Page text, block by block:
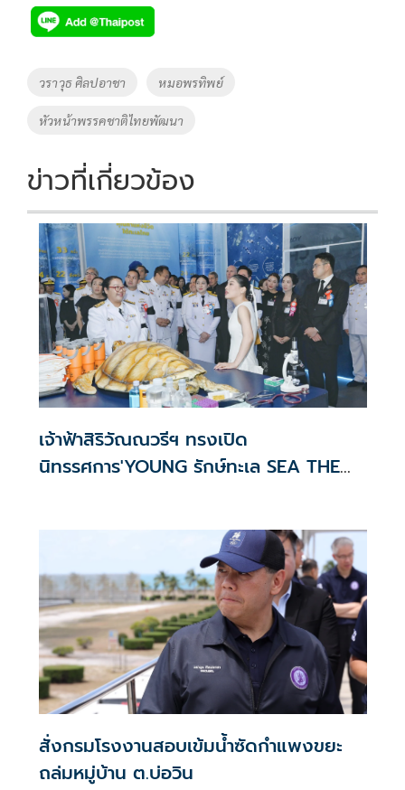
e
b
o
o
k
tt
er
p
y
n
k
Tags
วราวุธ ศิลปอาชา หมอพรทิพย์
หัวหน้าพรรคชาติไทยพัฒนา
ข่าวที่เกี่ยวข้อง
เจ้าฟ้าสิริวัณณวรีฯ ทรงเปิด
นิทรรศการ'YOUNG รักษ์ทะเล SEA THE
สั่งกรมโรงงานสอบเข้มน้ำซัดกำแพงขยะ
ถล่มหมู่บ้าน ต.บ่อวิน